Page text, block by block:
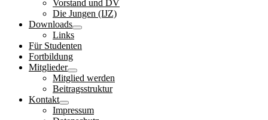
Vorstand und DV
Die Jungen (IJZ)
Downloads
Links
Für Studenten
Fortbildung
Mitglieder
Mitglied werden
Beitragsstruktur
Kontakt
Impressum